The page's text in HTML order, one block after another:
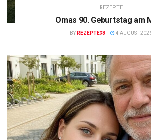
REZEPTE
Omas 90. Geburtstag am
BY REZEPTE38 4 AUGUST